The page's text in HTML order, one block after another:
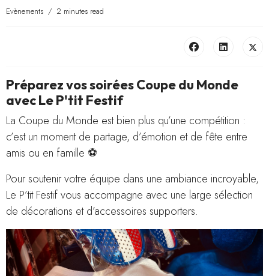
Evènements 2 minutes read
Préparez vos soirées Coupe du Monde
avec Le P'tit Festif
La Coupe du Monde est bien plus qu’une compétition :
c’est un moment de partage, d’émotion et de fête entre
amis ou en famille ⚽
Pour soutenir votre équipe dans une ambiance incroyable,
Le P’tit Festif vous accompagne avec une large sélection
de décorations et d’accessoires supporters.